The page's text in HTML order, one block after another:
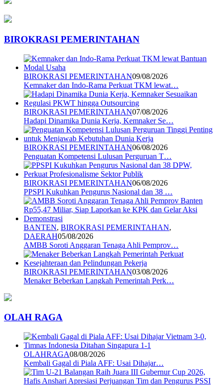
BIROKRASI PEMERINTAHAN
BIROKRASI PEMERINTAHAN09/08/2026
Kemnaker dan Indo-Rama Perkuat TKM lewat…
BIROKRASI PEMERINTAHAN07/08/2026
Hadapi Dinamika Dunia Kerja, Kemnaker Se…
BIROKRASI PEMERINTAHAN06/08/2026
Penguatan Kompetensi Lulusan Perguruan T…
BIROKRASI PEMERINTAHAN06/08/2026
PPSPI Kukuhkan Pengurus Nasional dan 38 …
BANTEN, BIROKRASI PEMERINTAHAN,
DAERAH05/08/2026
AMBB Soroti Anggaran Tenaga Ahli Pemprov…
BIROKRASI PEMERINTAHAN03/08/2026
Menaker Beberkan Langkah Pemerintah Perk…
OLAH RAGA
OLAHRAGA08/08/2026
Kembali Gagal di Piala AFF: Usai Dihajar…